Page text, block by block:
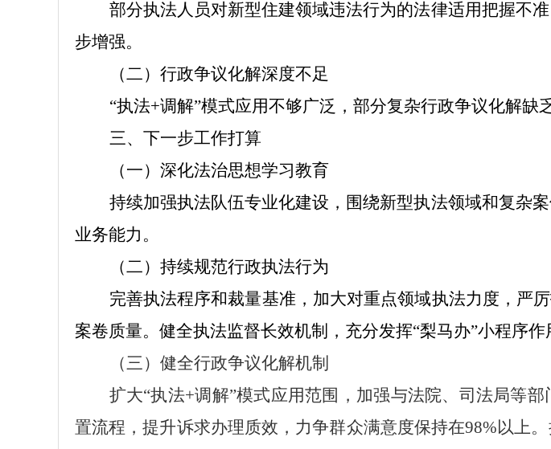
部分执法人员对新型住建领域违法行为的法律适用把握不
步增强。
（二）行政争议化解深度不足
“执法+调解”模式应用不够广泛，部分复杂行政争议化解缺
三、下一步工作打算
（一）深化法治思想学习教育
持续加强执法队伍专业化建设，围绕新型执法领域和复杂
业务能力。
（二）持续规范行政执法行为
完善执法程序和裁量基准，加大对重点领域执法力度，严
案卷质量。健全执法监督长效机制，充分发挥“梨马办”小程序
（三）健全行政争议化解机制
扩大“执法+调解”模式应用范围，加强与法院、司法局等
置流程，提升诉求办理质效，力争群众满意度保持在98%以上